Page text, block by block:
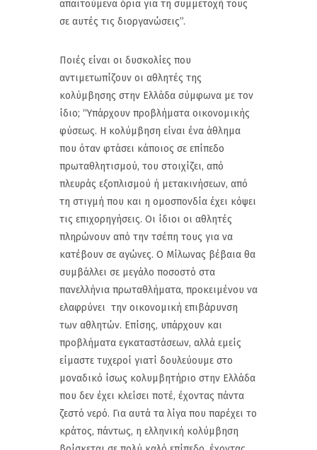
απαιτούμενα όρια για τη συμμετοχή τους
σε αυτές τις διοργανώσεις”.
Ποιές είναι οι δυσκολίες που
αντιμετωπίζουν οι αθλητές της
κολύμβησης στην Ελλάδα σύμφωνα με τον
ίδιο; “Υπάρχουν προβλήματα οικονομικής
φύσεως. Η κολύμβηση είναι ένα άθλημα
που όταν φτάσει κάποιος σε επίπεδο
πρωταθλητισμού, του στοιχίζει, από
πλευράς εξοπλισμού ή μετακινήσεων, από
τη στιγμή που και η ομοσπονδία έχει κόψει
τις επιχορηγήσεις. Οι ίδιοι οι αθλητές
πληρώνουν από την τσέπη τους για να
κατέβουν σε αγώνες. Ο Μίλωνας βέβαια θα
συμβάλλει σε μεγάλο ποσοστό στα
πανελλήνια πρωταθλήματα, προκειμένου να
ελαφρύνει την οικονομική επιβάρυνση
των αθλητών. Επίσης, υπάρχουν και
προβλήματα εγκαταστάσεων, αλλά εμείς
είμαστε τυχεροί γιατί δουλεύουμε στο
μοναδικό ίσως κολυμβητήριο στην Ελλάδα
που δεν έχει κλείσει ποτέ, έχοντας πάντα
ζεστό νερό. Για αυτά τα λίγα που παρέχει το
κράτος, πάντως, η ελληνική κολύμβηση